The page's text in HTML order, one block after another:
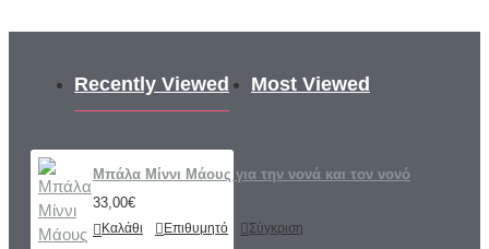
Recently Viewed Most Viewed
Μπάλα Μίννι Μάους για την νονά και τον νονό
33,00€
Καλάθι Επιθυμητό Σύγκριση